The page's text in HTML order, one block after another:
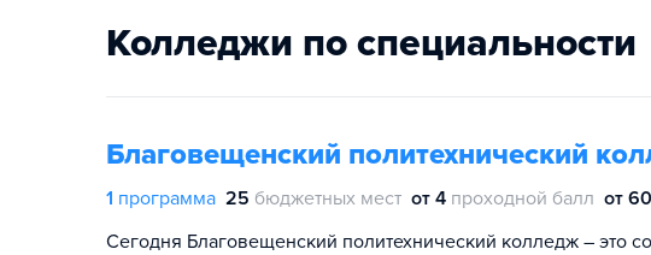
Колледжи по специальности
Благовещенский политехнический
1 программа 25 бюджетных мест от 4 проходной балл от
Сегодня Благовещенский политехнический колледж – это